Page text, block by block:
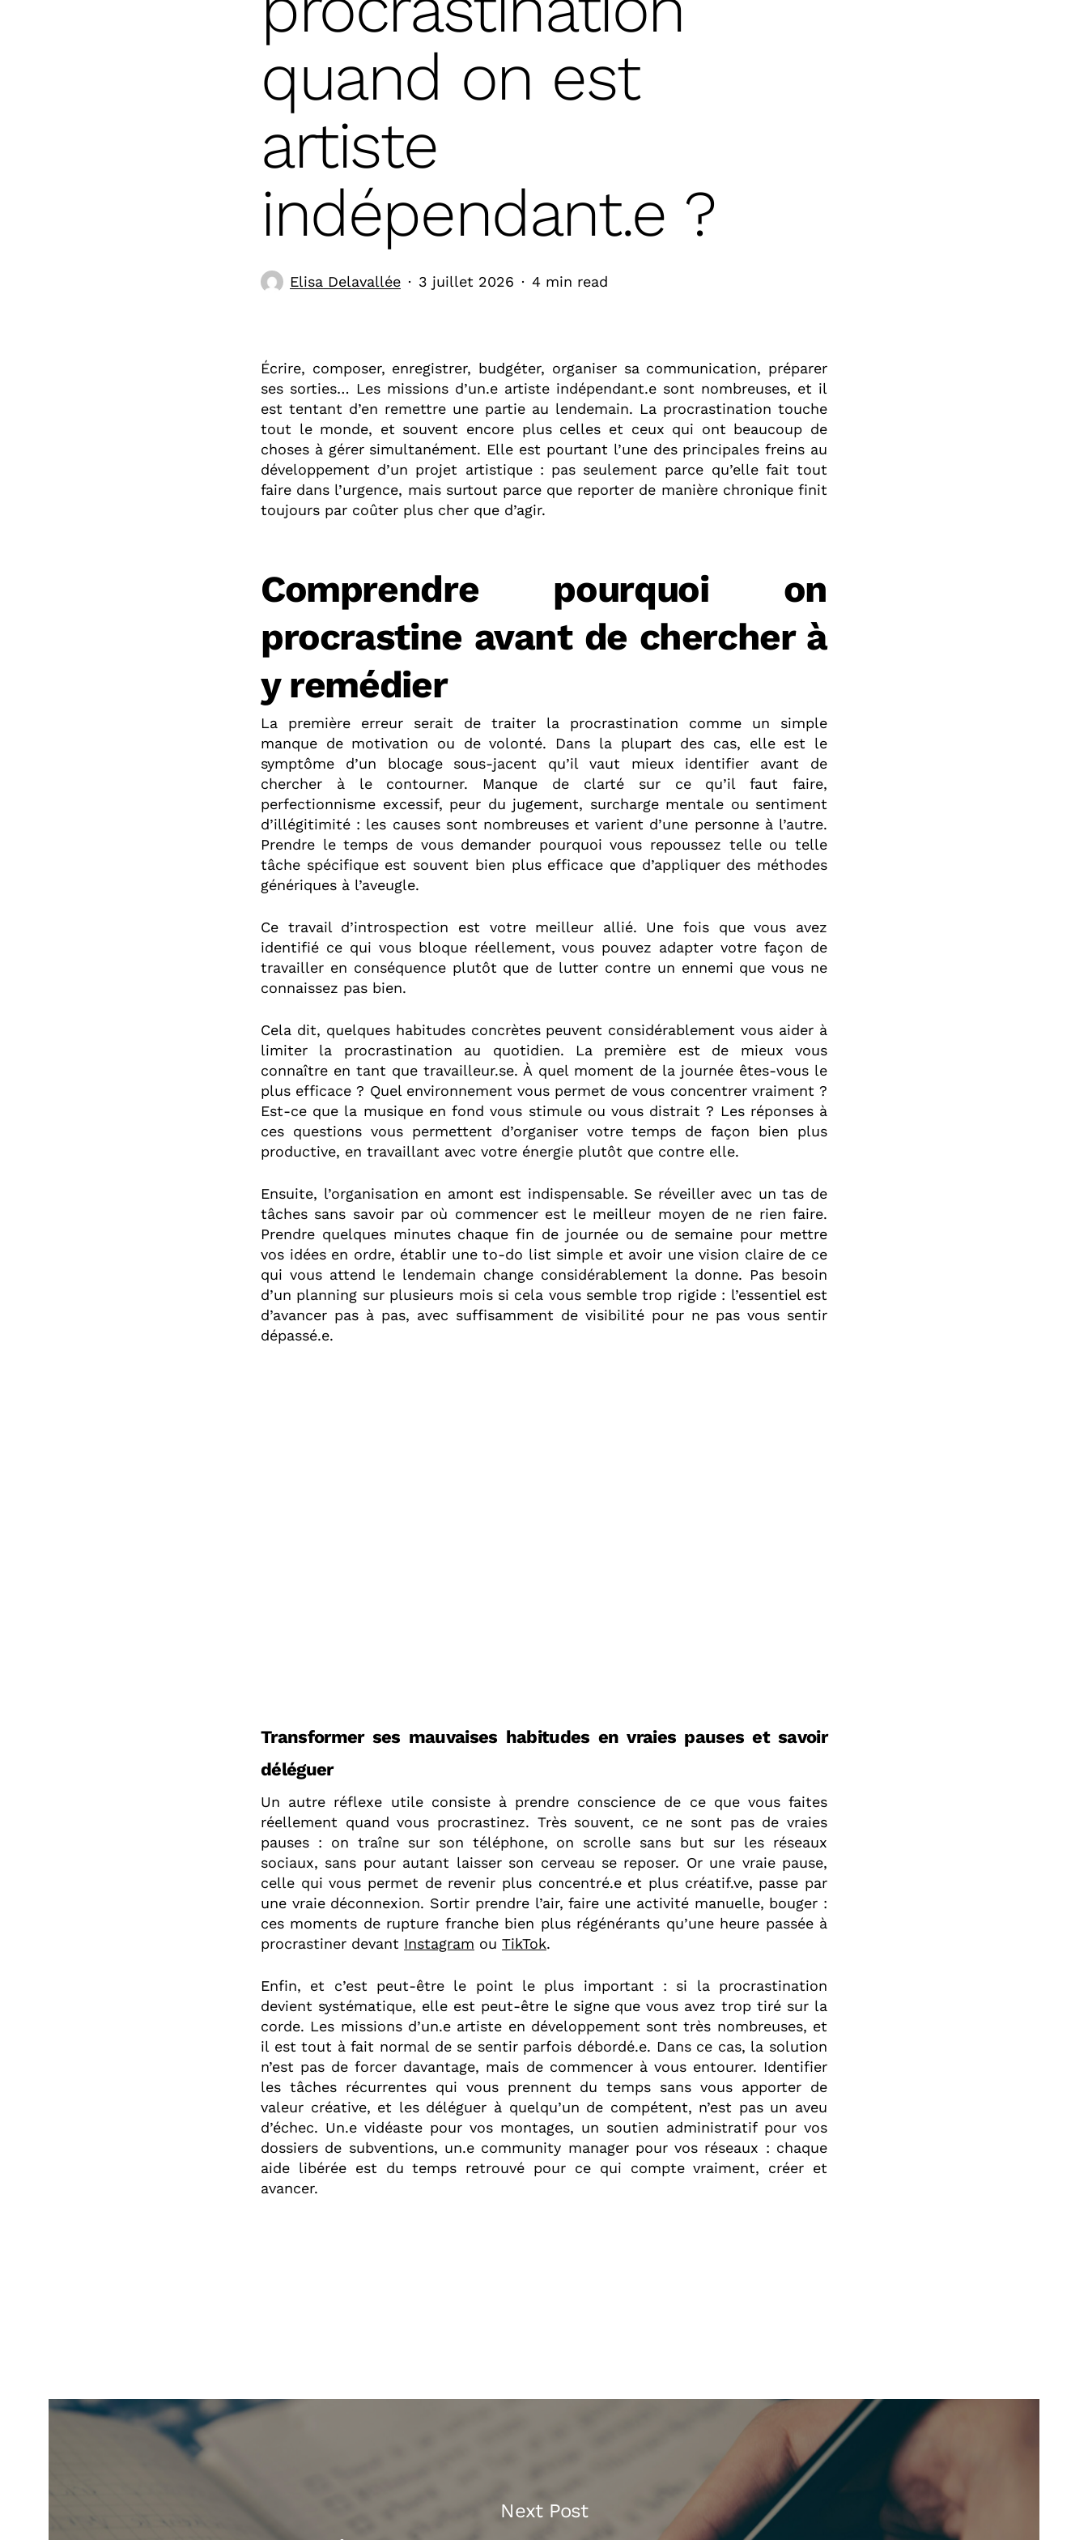
quand on est
artiste
indépendant.e ?
Elisa Delavallée 3 juillet 2026 4 min read
Écrire, composer, enregistrer, budgéter, organiser sa communication, préparer
ses sorties… Les missions d’un.e artiste indépendant.e sont nombreuses, et il
est tentant d’en remettre une partie au lendemain. La procrastination touche
tout le monde, et souvent encore plus celles et ceux qui ont beaucoup de
choses à gérer simultanément. Elle est pourtant l’une des principales freins au
développement d’un projet artistique : pas seulement parce qu’elle fait tout
faire dans l’urgence, mais surtout parce que reporter de manière chronique finit
toujours par coûter plus cher que d’agir.
Comprendre pourquoi on
procrastine avant de chercher à
y remédier
La première erreur serait de traiter la procrastination comme un simple
manque de motivation ou de volonté. Dans la plupart des cas, elle est le
symptôme d’un blocage sous-jacent qu’il vaut mieux identifier avant de
chercher à le contourner. Manque de clarté sur ce qu’il faut faire,
perfectionnisme excessif, peur du jugement, surcharge mentale ou sentiment
d’illégitimité : les causes sont nombreuses et varient d’une personne à l’autre.
Prendre le temps de vous demander pourquoi vous repoussez telle ou telle
tâche spécifique est souvent bien plus efficace que d’appliquer des méthodes
génériques à l’aveugle.
Ce travail d’introspection est votre meilleur allié. Une fois que vous avez
identifié ce qui vous bloque réellement, vous pouvez adapter votre façon de
travailler en conséquence plutôt que de lutter contre un ennemi que vous ne
connaissez pas bien.
Cela dit, quelques habitudes concrètes peuvent considérablement vous aider à
limiter la procrastination au quotidien. La première est de mieux vous
connaître en tant que travailleur.se. À quel moment de la journée êtes-vous le
plus efficace ? Quel environnement vous permet de vous concentrer vraiment ?
Est-ce que la musique en fond vous stimule ou vous distrait ? Les réponses à
ces questions vous permettent d’organiser votre temps de façon bien plus
productive, en travaillant avec votre énergie plutôt que contre elle.
Ensuite, l’organisation en amont est indispensable. Se réveiller avec un tas de
tâches sans savoir par où commencer est le meilleur moyen de ne rien faire.
Prendre quelques minutes chaque fin de journée ou de semaine pour mettre
vos idées en ordre, établir une to-do list simple et avoir une vision claire de ce
qui vous attend le lendemain change considérablement la donne. Pas besoin
d’un planning sur plusieurs mois si cela vous semble trop rigide : l’essentiel est
d’avancer pas à pas, avec suffisamment de visibilité pour ne pas vous sentir
dépassé.e.
Transformer ses mauvaises habitudes en vraies pauses et savoir
déléguer
Un autre réflexe utile consiste à prendre conscience de ce que vous faites
réellement quand vous procrastinez. Très souvent, ce ne sont pas de vraies
pauses : on traîne sur son téléphone, on scrolle sans but sur les réseaux
sociaux, sans pour autant laisser son cerveau se reposer. Or une vraie pause,
celle qui vous permet de revenir plus concentré.e et plus créatif.ve, passe par
une vraie déconnexion. Sortir prendre l’air, faire une activité manuelle, bouger :
ces moments de rupture franche bien plus régénérants qu’une heure passée à
procrastiner devant Instagram ou TikTok.
Enfin, et c’est peut-être le point le plus important : si la procrastination
devient systématique, elle est peut-être le signe que vous avez trop tiré sur la
corde. Les missions d’un.e artiste en développement sont très nombreuses, et
il est tout à fait normal de se sentir parfois débordé.e. Dans ce cas, la solution
n’est pas de forcer davantage, mais de commencer à vous entourer. Identifier
les tâches récurrentes qui vous prennent du temps sans vous apporter de
valeur créative, et les déléguer à quelqu’un de compétent, n’est pas un aveu
d’échec. Un.e vidéaste pour vos montages, un soutien administratif pour vos
dossiers de subventions, un.e community manager pour vos réseaux : chaque
aide libérée est du temps retrouvé pour ce qui compte vraiment, créer et
avancer.
Next Post